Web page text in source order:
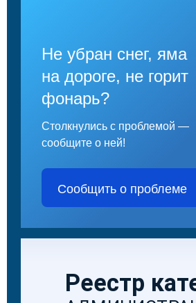
Не убран снег, яма
на дороге, не горит
фонарь?
Столкнулись с проблемой —
сообщите о ней!
Сообщить о проблеме